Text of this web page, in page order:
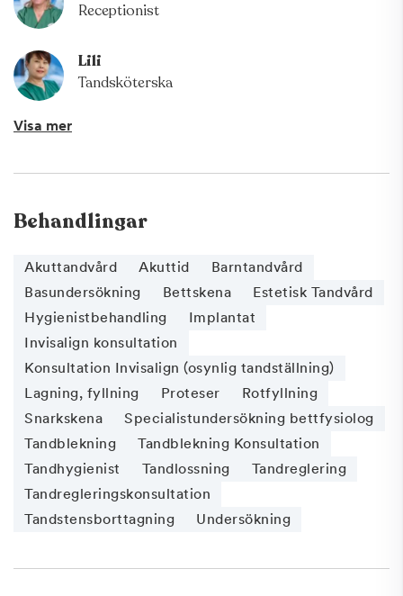
Receptionist
Lili
Tandsköterska
Visa mer
Behandlingar
Akuttandvård Akuttid
Barntandvård
Basundersökning
Bettskena
Estetisk Tandvård
Hygienistbehandling
Implantat
Invisalign konsultation
Konsultation Invisalign (osynlig tandställning)
Lagning, fyllning
Proteser
Rotfyllning
Snarkskena
Specialistundersökning bettfysiolog
Tandblekning
Tandblekning Konsultation
Tandhygienist
Tandlossning
Tandreglering
Tandregleringskonsultation
Tandstensborttagning
Undersökning